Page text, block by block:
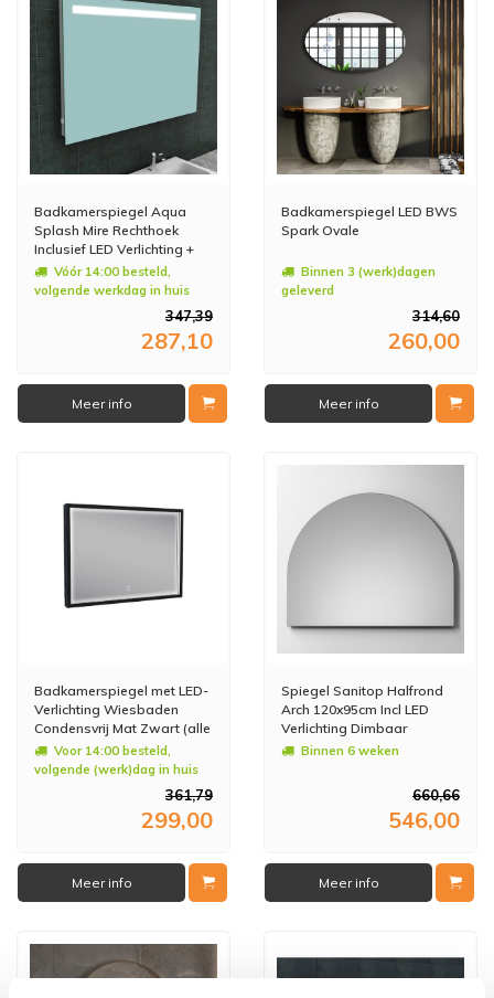
Badkamerspiegel Aqua
Splash Mire Rechthoek
Inclusief LED Verlichting +
Stopcontact 120 cm
Vóór 14:00 besteld,
volgende werkdag in huis
347,39
287,10
Meer info
Badkamerspiegel LED BWS
Spark Ovale
Binnen 3 (werk)dagen
geleverd
314,60
260,00
Meer info
Badkamerspiegel met LED-
Verlichting Wiesbaden
Condensvrij Mat Zwart (alle
maten)
Voor 14:00 besteld,
volgende (werk)dag in huis
361,79
299,00
Meer info
Spiegel Sanitop Halfrond
Arch 120x95cm Incl LED
Verlichting Dimbaar
Binnen 6 weken
660,66
546,00
Meer info